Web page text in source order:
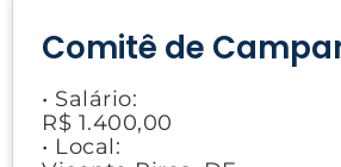
Comitê de
• Salário:
R$ 1.400,00
• Local: